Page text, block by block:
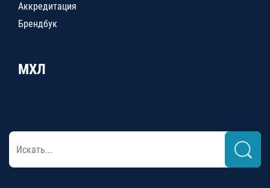
Аккредитация
Брендбук
МХЛ